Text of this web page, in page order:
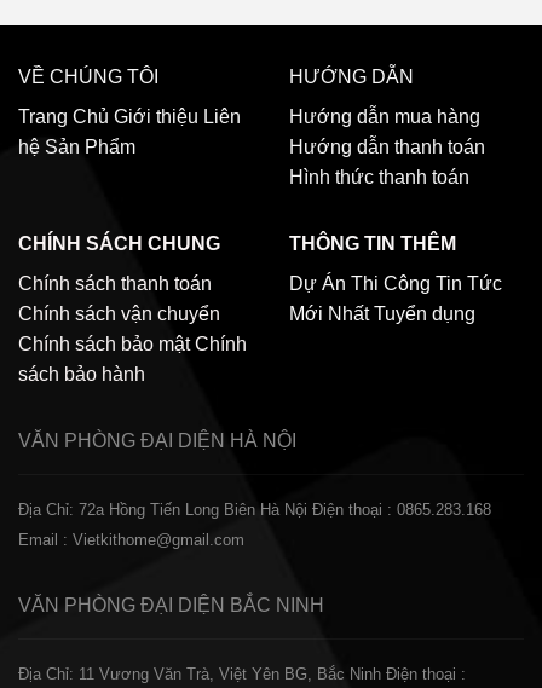
VỀ CHÚNG TÔI
Trang Chủ Giới thiệu Liên
hệ Sản Phẩm
HƯỚNG DẪN
Hướng dẫn mua hàng
Hướng dẫn thanh toán
Hình thức thanh toán
CHÍNH SÁCH CHUNG
Chính sách thanh toán
Chính sách vận chuyển
Chính sách bảo mật Chính
sách bảo hành
THÔNG TIN THÊM
Dự Án Thi Công Tin Tức
Mới Nhất Tuyển dụng
VĂN PHÒNG ĐẠI DIỆN HÀ NỘI
Địa Chỉ: 72a Hồng Tiến Long Biên Hà Nội Điện thoại : 0865.283.168
Email : Vietkithome@gmail.com
VĂN PHÒNG ĐẠI DIỆN BẮC NINH
Địa Chỉ: 11 Vương Văn Trà, Việt Yên BG, Bắc Ninh Điện thoại :